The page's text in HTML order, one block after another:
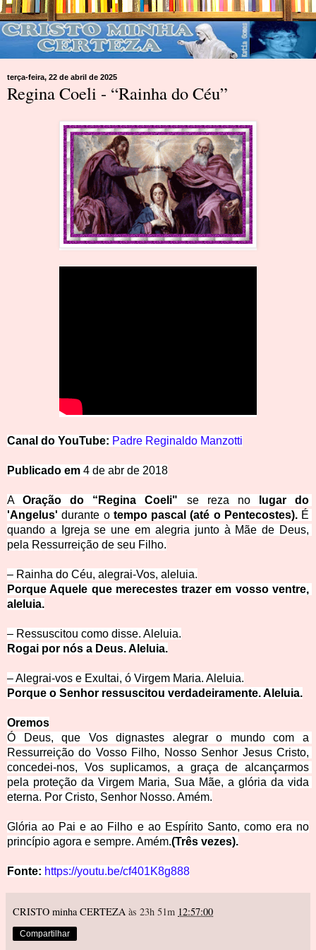
terça-feira, 22 de abril de 2025
Regina Coeli - “Rainha do Céu”
Canal do YouTube: Padre Reginaldo Manzotti
Publicado em 4 de abr de 2018
A Oração do “Regina Coeli" se reza no
lugar do
'Angelus' durante o tempo pascal (até o Pentecostes). É
quando a Igreja se une em alegria junto à Mãe de Deus,
pela Ressurreição de seu Filho.
– Rainha do Céu, alegrai-Vos, a leluia.
Porque Aquele que merecestes trazer em vosso ventre,
aleluia.
– Ressuscitou como disse. A leluia.
Rogai por nós a Deus. Aleluia.
– Alegrai-vos e Exultai, ó Virgem Maria. Aleluia.
Porque o Senhor ressuscitou verdadeiramente. Aleluia.
Oremos
Ó Deus, que Vos dignastes alegrar o mundo com a
Ressurreição do Vosso Filho, Nosso Senhor Jesus Cristo,
concedei-nos, Vos suplicamos, a graça de alcançarmos
eterna. Por Cristo, Senhor Nosso. Amém.
Glória ao Pai e ao Filho e ao Espírito Santo, como era no
princípio agora e sempre. Amém.(Três vezes).
Fonte: https://youtu.be/cf401K8g888
CRISTO minha CERTEZA às 23h 51m 12:57:00
Compartilhar